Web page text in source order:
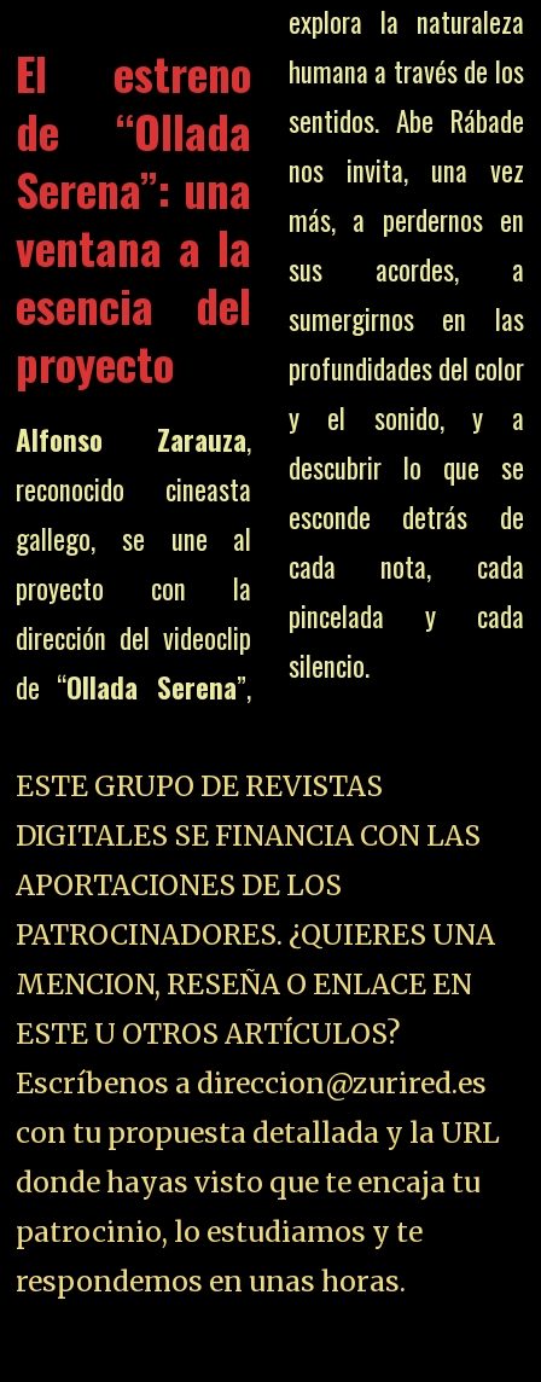
El estreno
de “Ollada
Serena”: una
ventana a la
esencia del
proyecto
Alfonso Zarauza,
reconocido cineasta
gallego, se une al
proyecto con la
dirección del videoclip
de “Ollada Serena”,
explora la naturaleza
humana a través de los
sentidos. Abe Rábade
nos invita, una vez
más, a perdernos en
sus acordes, a
sumergirnos en las
profundidades del color
y el sonido, y a
descubrir lo que se
esconde detrás de
cada nota, cada
pincelada y cada
silencio.
ESTE GRUPO DE REVISTAS
DIGITALES SE FINANCIA CON LAS
APORTACIONES DE LOS
PATROCINADORES. ¿QUIERES UNA
MENCION, RESEÑA O ENLACE EN
ESTE U OTROS ARTÍCULOS?
Escríbenos a direccion@zurired.es
con tu propuesta detallada y la URL
donde hayas visto que te encaja tu
patrocinio, lo estudiamos y te
respondemos en unas horas.